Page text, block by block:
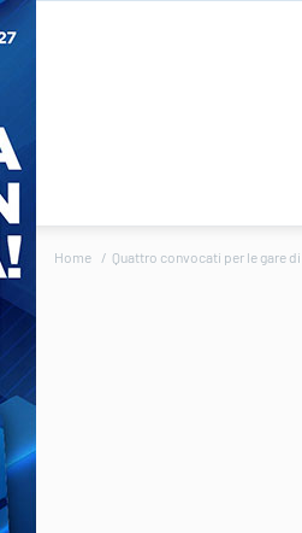
Home Quattro convocati per le gare